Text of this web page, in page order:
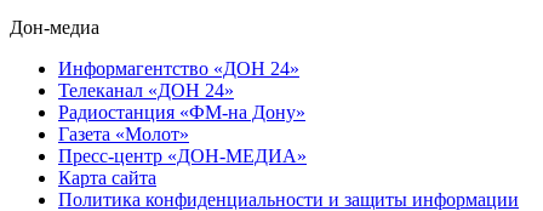
Дон-медиа
Информагентство «ДОН 24»
Телеканал «ДОН 24»
Радиостанция «ФМ-на Дону»
Газета «Молот»
Пресс-центр «ДОН-МЕДИА»
Карта сайта
Политика конфиденциальности и защиты информации